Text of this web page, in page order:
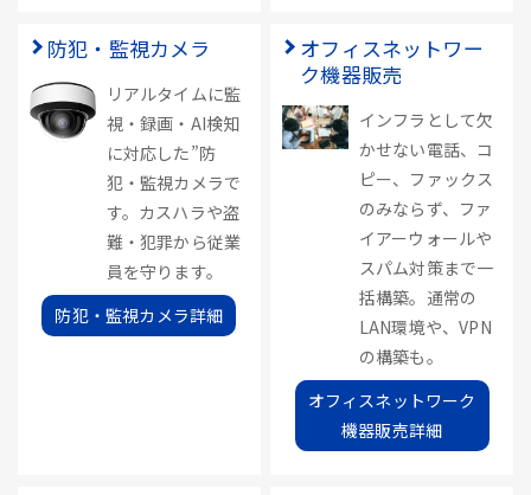
防犯・監視カメラ
リアルタイムに監
視・録画・AI検知
に対応した”防
犯・監視カメラで
す。カスハラや盗
難・犯罪から従業
員を守ります。
防犯・監視カメラ詳細
オフィスネットワー
ク機器販売
インフラとして欠
かせない電話、コ
ピー、ファックス
のみならず、ファ
イアーウォールや
スパム対策まで一
括構築。通常の
LAN環境や、VPN
の構築も。
オフィスネットワーク
機器販売詳細